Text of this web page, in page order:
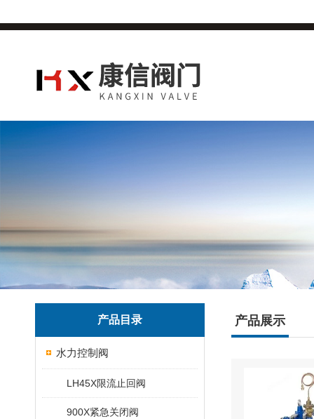
产品目录
水力控制阀
LH45X限流止回阀
900X紧急关闭阀
产品展示